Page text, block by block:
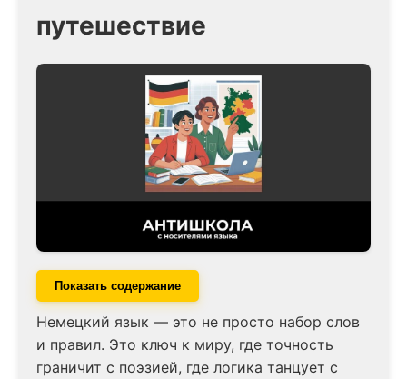
путешествие
Показать содержание
Немецкий язык — это не просто набор слов
и правил. Это ключ к миру, где точность
граничит с поэзией, где логика танцует с